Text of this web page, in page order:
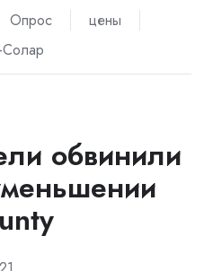
Опрос
цены
Солар
обвинили